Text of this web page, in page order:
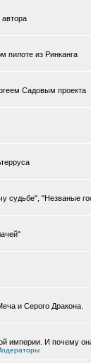
автора
пилоте из Ринканга
Садовым проекта
судьбе", "Незваные
и Серого Дракона.
империи. И почему